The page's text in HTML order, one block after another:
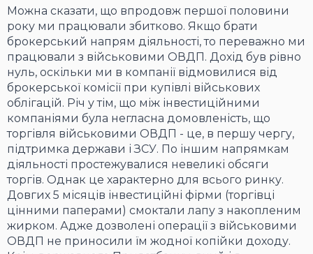
Можна сказати, що впродовж першої половини
року ми працювали збитково. Якщо брати
брокерський напрям діяльності, то переважно ми
працювали з військовими ОВДП. Дохід був рівно
нуль, оскільки ми в компанії відмовилися від
брокерської комісії при купівлі військових
облігацій. Річ у тім, що між інвестиційними
компаніями була негласна домовленість, що
торгівля військовими ОВДП - це, в першу чергу,
підтримка держави і ЗСУ. По іншим напрямкам
діяльності простежувалися невеликі обсяги
торгів. Однак це характерно для всього ринку.
Довгих 5 місяців інвестиційні фірми (торгівці
цінними паперами) смоктали лапу з накопленим
жирком. Адже дозволені операції з військовими
ОВДП не приносили їм жодної копійки доходу.